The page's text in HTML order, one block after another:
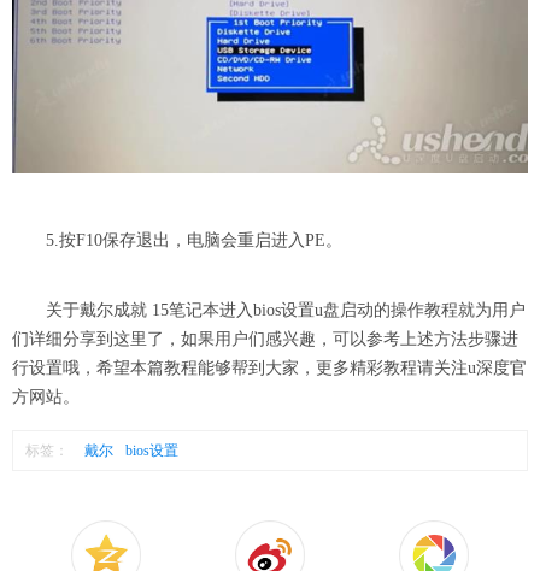
5.按F10保存退出，电脑会重启进入PE。
关于戴尔成就 15笔记本进入bios设置u盘启动的操作教程就为用户
们详细分享到这里了，如果用户们感兴趣，可以参考上述方法步骤进
行设置哦，希望本篇教程能够帮到大家，更多精彩教程请关注u深度官
方网站。
标签： 戴尔 bios设置